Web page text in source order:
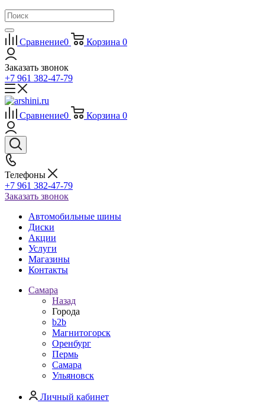
Сравнение0 Корзина 0
Заказать звонок
+7 961 382-47-79
Сравнение0 Корзина 0
Телефоны
+7 961 382-47-79
Заказать звонок
Автомобильные шины
Диски
Акции
Услуги
Магазины
Контакты
Самара
Назад
Города
b2b
Магнитогорск
Оренбург
Пермь
Самара
Ульяновск
Личный кабинет